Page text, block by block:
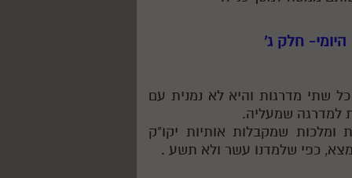
שתי מדרגות והיא לא נמנית עם
למדרגה שמעליה.
שמקבלות אותיות יקו"ק
כפי שלמדנו עשר ולא תשע .